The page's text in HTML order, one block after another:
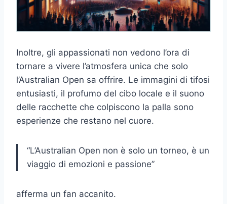
Inoltre, gli appassionati non vedono l’ora di
tornare a vivere l’atmosfera unica che solo
l’Australian Open sa offrire. Le immagini di tifosi
entusiasti, il profumo del cibo locale e il suono
delle racchette che colpiscono la palla sono
esperienze che restano nel cuore.
“L’Australian Open non è solo un torneo, è un
viaggio di emozioni e passione”
afferma un fan accanito.